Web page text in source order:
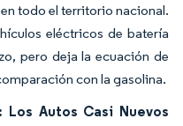
todo el territorio nacional.
eléctricos de batería
pero deja la ecuación de
con la gasolina.
Autos Casi Nuevos